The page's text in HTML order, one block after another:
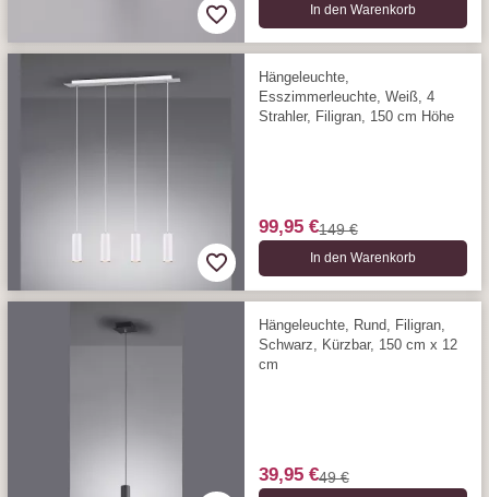
In den Warenkorb
Hängeleuchte,
Esszimmerleuchte, Weiß, 4
Strahler, Filigran, 150 cm Höhe
99,95 €149 €
In den Warenkorb
Hängeleuchte, Rund, Filigran,
Schwarz, Kürzbar, 150 cm x 12
cm
39,95 €49 €